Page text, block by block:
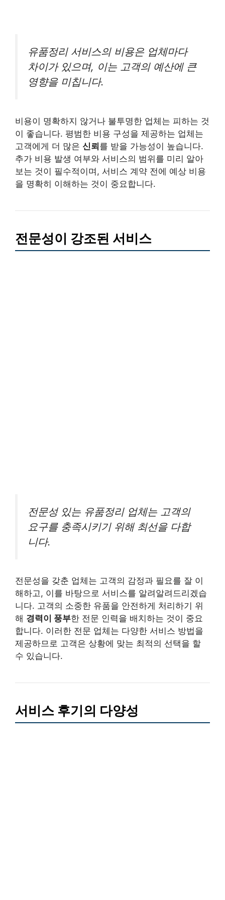
유품정리 서비스의 비용은 업체마다
차이가 있으며, 이는 고객의 예산에 큰
영향을 미칩니다.
비용이 명확하지 않거나 불투명한 업체는 피하는 것
이 좋습니다. 평범한 비용 구성을 제공하는 업체는
고객에게 더 많은 신뢰를 받을 가능성이 높습니다.
추가 비용 발생 여부와 서비스의 범위를 미리 알아
보는 것이 필수적이며, 서비스 계약 전에 예상 비용
을 명확히 이해하는 것이 중요합니다.
전문성이 강조된 서비스
전문성 있는 유품정리 업체는 고객의
요구를 충족시키기 위해 최선을 다합
니다.
전문성을 갖춘 업체는 고객의 감정과 필요를 잘 이
해하고, 이를 바탕으로 서비스를 알려알려드리겠습
니다. 고객의 소중한 유품을 안전하게 처리하기 위
해 경력이 풍부한 전문 인력을 배치하는 것이 중요
합니다. 이러한 전문 업체는 다양한 서비스 방법을
제공하므로 고객은 상황에 맞는 최적의 선택을 할
수 있습니다.
서비스 후기의 다양성